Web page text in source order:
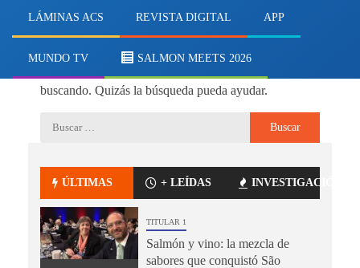
LÁMINAS ACS REVISTA DIGITAL APP
MUNDO TV SALMON MEETS 2026
No se ha encontrado nada
buscando. Quizás la búsqueda pueda ayudar.
ÚLTIMAS + LEÍDAS INVESTIGACIÓN
TITULAR 1
Salmón y vino: la mezcla de
sabores que conquistó São